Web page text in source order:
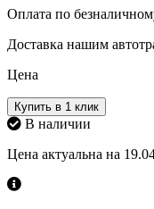
Оплата по
Доставка нашим
Цена
Купить в 1 клик
В наличии
Цена актуальна на